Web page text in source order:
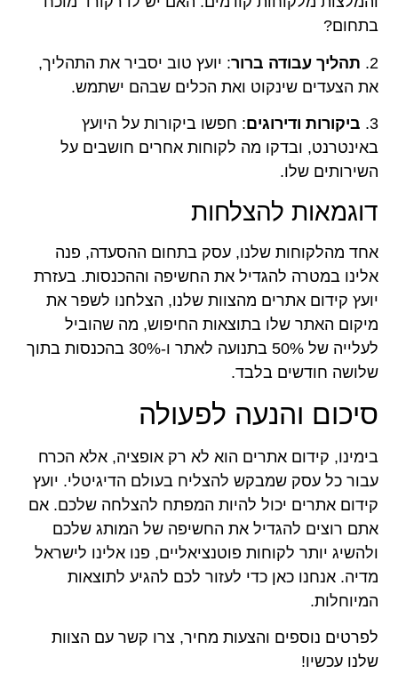
בתחום?
2. תהליך עבודה ברור: יועץ טוב יסביר את התהליך,
את הצעדים שינקוט ואת הכלים שבהם ישתמש.
3. ביקורות ודירוגים: חפשו ביקורות על היועץ
באינטרנט, ובדקו מה לקוחות אחרים חושבים על
השירותים שלו.
דוגמאות להצלחות
אחד מהלקוחות שלנו, עסק בתחום ההסעדה, פנה
אלינו במטרה להגדיל את החשיפה וההכנסות. בעזרת
יועץ קידום אתרים מהצוות שלנו, הצלחנו לשפר את
מיקום האתר שלו בתוצאות החיפוש, מה שהוביל
לעלייה של 50% בתנועה לאתר ו-30% בהכנסות בתוך
שלושה חודשים בלבד.
סיכום והנעה לפעולה
בימינו, קידום אתרים הוא לא רק אופציה, אלא הכרח
עבור כל עסק שמבקש להצליח בעולם הדיגיטלי. יועץ
קידום אתרים יכול להיות המפתח להצלחה שלכם. אם
אתם רוצים להגדיל את החשיפה של המותג שלכם
ולהשיג יותר לקוחות פוטנציאליים, פנו אלינו לישראל
מדיה. אנחנו כאן כדי לעזור לכם להגיע לתוצאות
המיוחלות.
לפרטים נוספים והצעות מחיר, צרו קשר עם הצוות
שלנו עכשיו!